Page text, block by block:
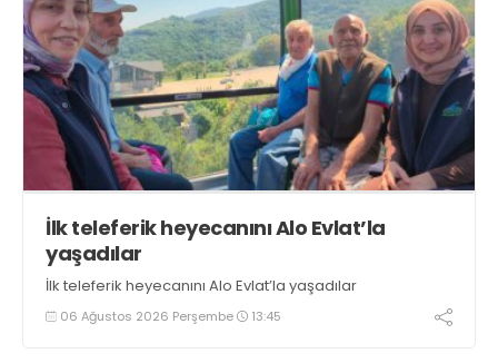
İlk teleferik heyecanını Alo Evlat’la
yaşadılar
İlk teleferik heyecanını Alo Evlat’la yaşadılar
06 Ağustos 2026 Perşembe 13:45